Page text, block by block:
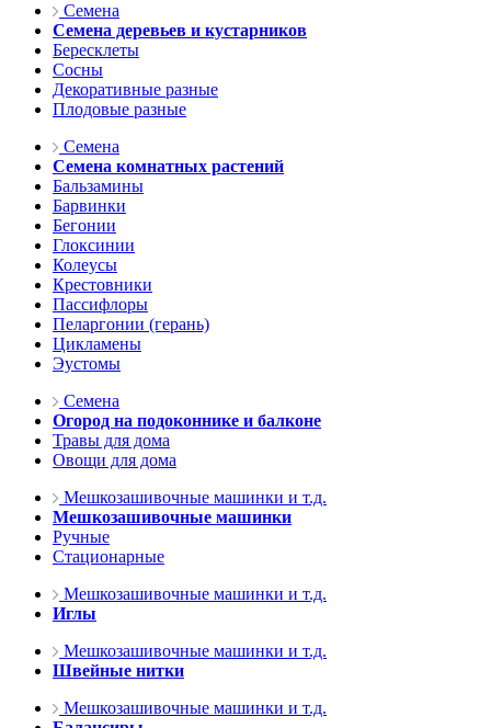
Семена
Семена деревьев и кустарников
Бересклеты
Сосны
Декоративные разные
Плодовые разные
Семена
Семена комнатных растений
Бальзамины
Барвинки
Бегонии
Глоксинии
Колеусы
Крестовники
Пассифлоры
Пеларгонии (герань)
Цикламены
Эустомы
Семена
Огород на подоконнике и балконе
Травы для дома
Овощи для дома
Мешкозашивочные машинки и т.д.
Мешкозашивочные машинки
Ручные
Стационарные
Мешкозашивочные машинки и т.д.
Иглы
Мешкозашивочные машинки и т.д.
Швейные нитки
Мешкозашивочные машинки и т.д.